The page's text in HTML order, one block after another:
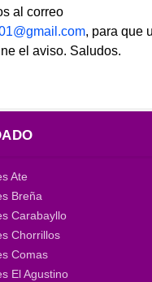
al correo
, para que
el aviso. Saludos.
Ate
Breña
Carabayllo
Chorrillos
Comas
El Agustino